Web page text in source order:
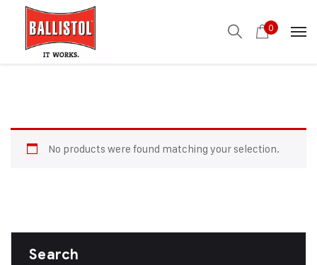
0
No products were found matching your selection.
Search